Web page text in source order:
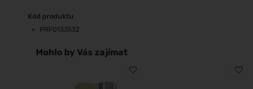
Kód produktu
PRF0133532
Mohlo by Vás zajímat